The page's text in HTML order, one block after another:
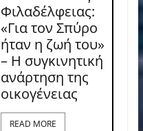
Φιλαδέλφειας:
«Για τον Σπύρο
ήταν η ζωή του»
– Η συγκινητική
ανάρτηση της
οικογένειας
READ MORE